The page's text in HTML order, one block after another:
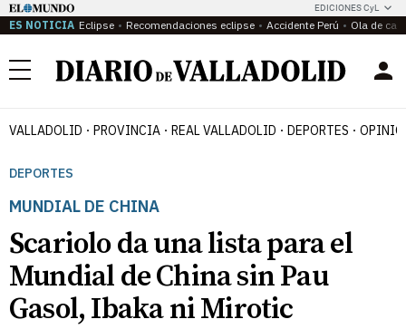
EDICIONES CyL
ES NOTICIA Eclipse Recomendaciones eclipse Accidente Perú Ola de
Menú
VALLADOLID PROVINCIA REAL VALLADOLID DEPORTES
DEPORTES
MUNDIAL DE CHINA
Scariolo da una lista para el
Mundial de China sin Pau
Gasol, Ibaka ni Mirotic